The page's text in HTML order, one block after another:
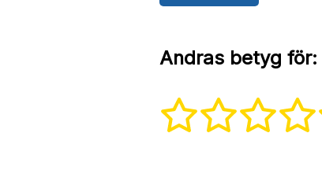
Andras betyg för: